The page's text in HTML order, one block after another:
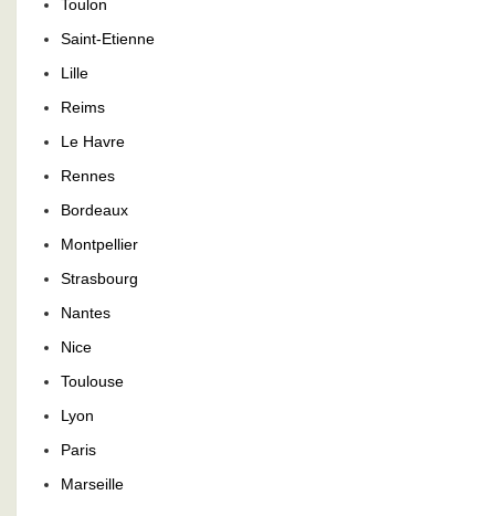
Toulon
Saint-Etienne
Lille
Reims
Le Havre
Rennes
Bordeaux
Montpellier
Strasbourg
Nantes
Nice
Toulouse
Lyon
Paris
Marseille